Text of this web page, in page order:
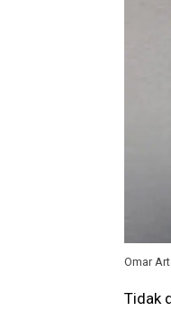
Omar
Tidak